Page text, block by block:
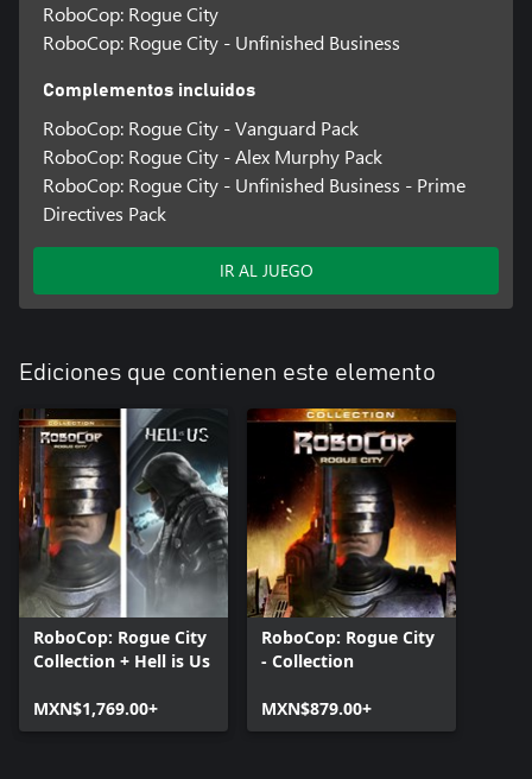
RoboCop: Rogue City
RoboCop: Rogue City - Unfinished Business
Complementos incluidos
RoboCop: Rogue City - Vanguard Pack
RoboCop: Rogue City - Alex Murphy Pack
RoboCop: Rogue City - Unfinished Business - Prime
Directives Pack
IR AL JUEGO
Ediciones que contienen este elemento
RoboCop: Rogue City
Collection + Hell is Us
MXN$1,769.00+
RoboCop: Rogue City
- Collection
MXN$879.00+